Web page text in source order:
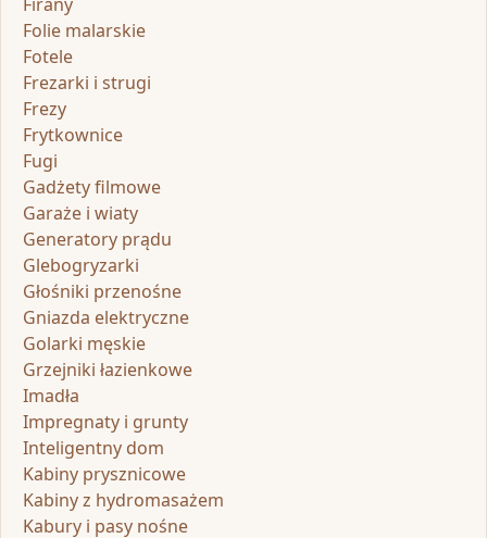
Folie malarskie
Fotele
Frezarki i strugi
Frezy
Frytkownice
Fugi
Gadżety filmowe
Garaże i wiaty
Generatory prądu
Glebogryzarki
Głośniki przenośne
Gniazda elektryczne
Golarki męskie
Grzejniki łazienkowe
Imadła
Impregnaty i grunty
Inteligentny dom
Kabiny prysznicowe
Kabiny z hydromasażem
Kabury i pasy nośne